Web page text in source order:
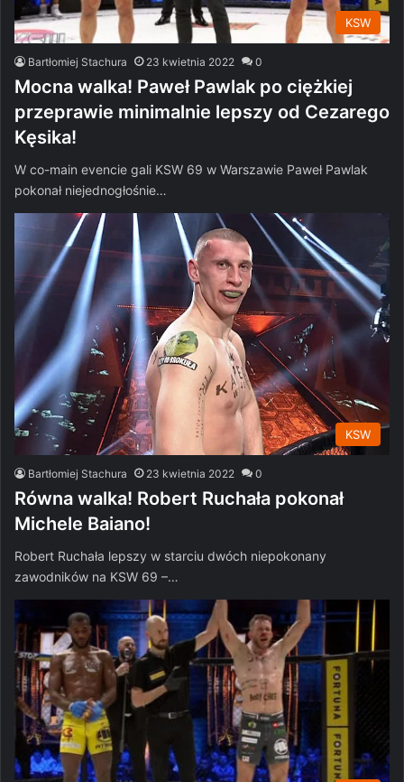
KSW
Bartłomiej Stachura 23 kwietnia 2022 0
Mocna walka! Paweł Pawlak po ciężkiej
przeprawie minimalnie lepszy od Cezarego
Kęsika!
W co-main evencie gali KSW 69 w Warszawie Paweł Pawlak
pokonał niejednogłośnie…
KSW
Bartłomiej Stachura 23 kwietnia 2022 0
Równa walka! Robert Ruchała pokonał
Michele Baiano!
Robert Ruchała lepszy w starciu dwóch niepokonany
zawodników na KSW 69 –…